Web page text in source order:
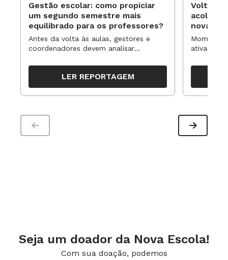
Gestão escolar: como propiciar
um segundo semestre mais
equilibrado para os professores?
Antes da volta às aulas, gestores e
coordenadores devem analisar
organizar ações para orientar o
trabalho pedagógico ao longo do
período
LER REPORTAGEM
Volta às
novas
ativa
propostas
Seja um doador da Nova Escola!
Com sua doação, podemos